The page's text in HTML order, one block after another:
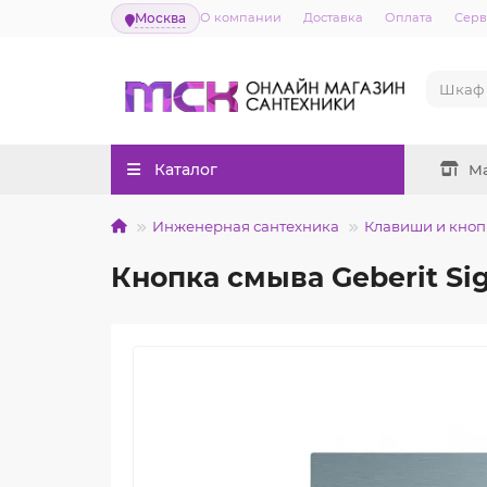
Москва О компании Доставка Оплата
Каталог
Инженерная сантехника Клавиши и
Кнопка смыва Geberit